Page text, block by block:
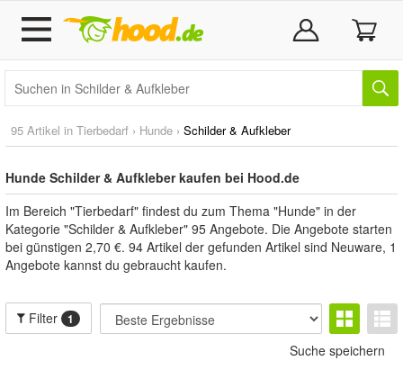
95 Artikel in Tierbedarf › Hunde › Schilder & Aufkleber
Hunde Schilder & Aufkleber kaufen bei Hood.de
Im Bereich "Tierbedarf" findest du zum Thema "Hunde" in der
Kategorie "Schilder & Aufkleber" 95 Angebote. Die Angebote starten
bei günstigen 2,70 €. 94 Artikel der gefunden Artikel sind Neuware, 1
Angebote kannst du gebraucht kaufen.
Filter 1
Suche speichern